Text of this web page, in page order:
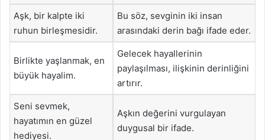
Aşk, bir kalpte iki
ruhun birleşmesidir.
Bu söz, sevginin iki insan
arasındaki derin bağı ifade eder.
Birlikte yaşlanmak, en
büyük hayalim.
Gelecek hayallerinin
paylaşılması, ilişkinin derinliğini
artırır.
Seni sevmek,
hayatımın en güzel
hediyesi.
Aşkın değerini vurgulayan
duygusal bir ifade.